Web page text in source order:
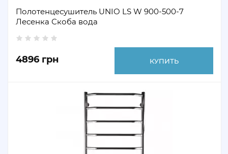
Полотенцесушитель UNIO LS W 900-500-7
Лесенка Скоба вода
4896 грн КУПИТЬ